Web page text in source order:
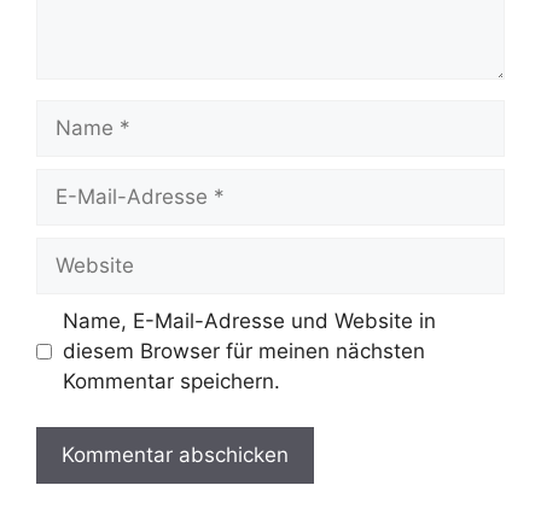
Mail-
Name, E-Mail-Adresse und Website in
diesem Browser für meinen nächsten
Kommentar speichern.